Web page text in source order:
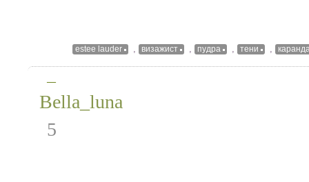
estee lauder , визажист , пудра , тени ,
—
Bella_luna
5